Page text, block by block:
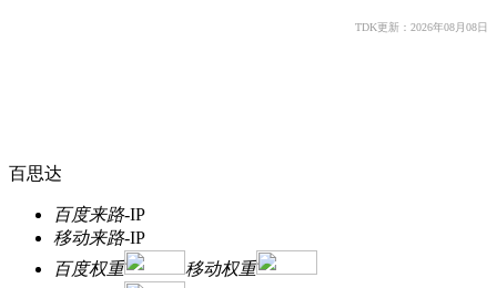
TDK更新：2026年08月08日
百思达
百度来路-IP
移动来路-IP
百度权重
移动权重